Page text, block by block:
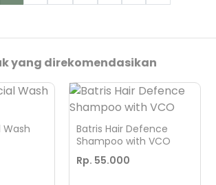
yang direkomendasikan
Wash
Batris Hair Defence
Shampoo with VCO
Rp. 55.000